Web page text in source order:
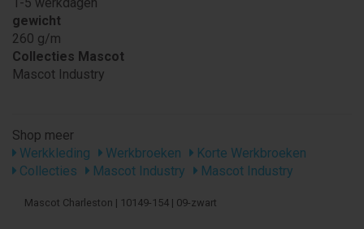
gewicht
260 g/m
Collecties Mascot
Mascot Industry
Shop meer
Werkkleding
Werkbroeken
Korte Werkbroeken
Collecties
Mascot Industry Mascot Industry
Mascot Charleston | 10149-154 | 09-zwart